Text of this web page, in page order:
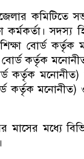
কমিটিতে
কর্মকর্তা। সদস্য
বোর্ড কর্তৃক
কর্তৃক
কর্তৃক
কর্তৃক মনোনীত)
মাসের মধ্যে